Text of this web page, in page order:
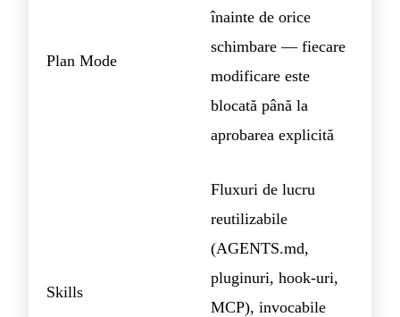
Plan Mode
înainte de orice
schimbare — fiecare
modificare este
blocată până la
aprobarea explicită
Skills
Fluxuri de lucru
reutilizabile
(AGENTS.md,
pluginuri, hook-uri,
MCP), invocabile